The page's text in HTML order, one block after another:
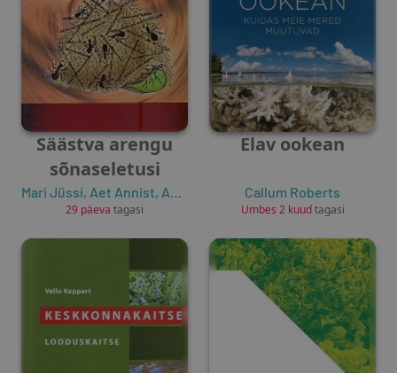
Säästva arengu
sõnaseletusi
Mari Jüssi, Aet Annist, Ahto Oja Ruuben Post
29 päeva tagasi
Elav ookean
Callum Roberts
Umbes 2 kuudtagasi